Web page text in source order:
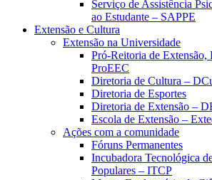
Serviço de Assistência
ao Estudante – SAPPE
Extensão e Cultura
Extensão na Universidade
Pró-Reitoria de Extensão,
ProEEC
Diretoria de Cultura –
Diretoria de Esportes
Diretoria de Extensão –
Escola de Extensão –
Ações com a comunidade
Fóruns Permanentes
Incubadora Tecnológica
Populares – ITCP